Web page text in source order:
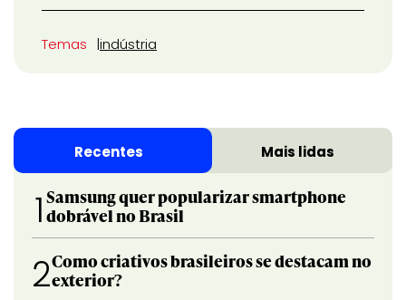
Temas indústria
Recentes Mais lidas
1 Samsung quer popularizar smartphone
dobrável no Brasil
2Como criativos brasileiros se destacam no
exterior?